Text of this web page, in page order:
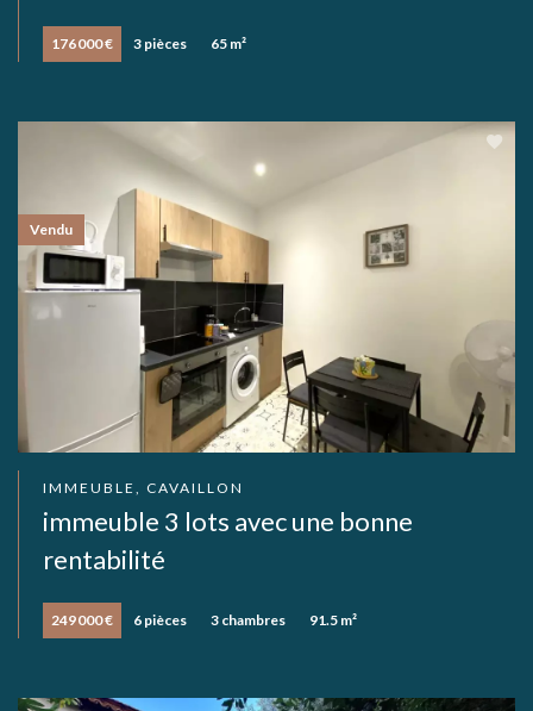
176 000 € 3 pièces 65 m²
IMMEUBLE, CAVAILLON
immeuble 3 lots avec une bonne
rentabilité
249 000 € 6 pièces 3 chambres 91.5 m²
Vendu